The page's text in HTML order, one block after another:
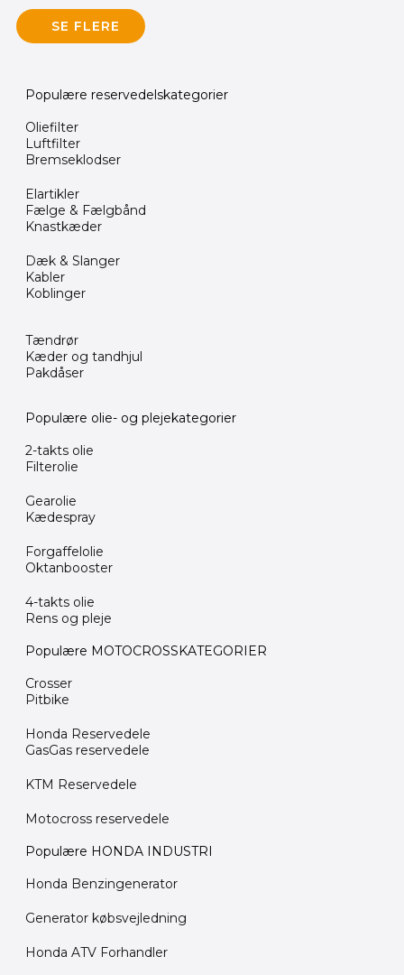
SE FLERE
Populære reservedelskategorier
Oliefilter
Luftfilter
Bremseklodser
Elartikler
Fælge & Fælgbånd
Knastkæder
Dæk & Slanger
Kabler
Koblinger
Tændrør
Kæder og tandhjul
Pakdåser
Populære olie- og plejekategorier
2-takts olie
Filterolie
Gearolie
Kædespray
Forgaffelolie
Oktanbooster
4-takts olie
Rens og pleje
Populære MOTOCROSSKATEGORIER
Crosser
Pitbike
Honda Reservedele
GasGas reservedele
KTM Reservedele
Motocross reservedele
Populære HONDA INDUSTRI
Honda Benzingenerator
Generator købsvejledning
Honda ATV Forhandler